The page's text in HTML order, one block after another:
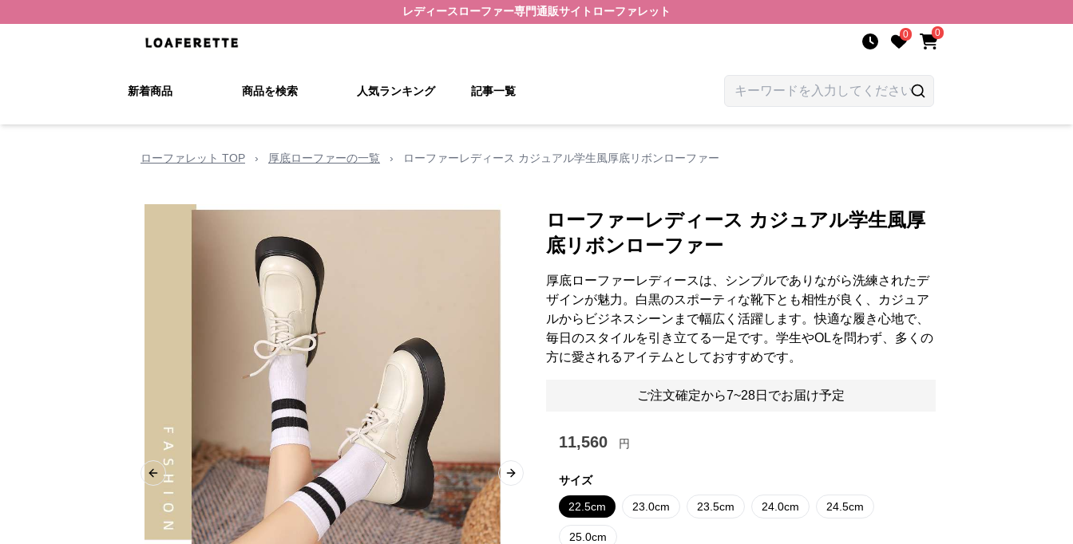
レディースローファー専門通販サイト ローファレット
0 0
新着商品 商品を検索 人気ランキング 記事一覧
ローファレット TOP › 厚底ローファーの一覧 › ローファーレディース カジュアル学生風厚底リボンローファー
Previous slide Next slide
ローファーレディース カジュアル学生風厚
底リボンローファー
厚底ローファーレディースは、シンプルでありながら洗練されたデ
ザインが魅力。白黒のスポーティな靴下とも相性が良く、カジュア
ルからビジネスシーンまで幅広く活躍します。快適な履き心地で、
毎日のスタイルを引き立てる一足です。学生やOLを問わず、多くの
方に愛されるアイテムとしておすすめです。
ご注文確定から7~28日でお届け予定
11,560 円
サイズ
22.5cm 23.0cm 23.5cm 24.0cm 24.5cm
25.0cm